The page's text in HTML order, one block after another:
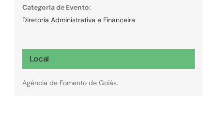
Categoria de Evento:
Diretoria Administrativa e Financeira
Local
Agência de Fomento de Goiás.